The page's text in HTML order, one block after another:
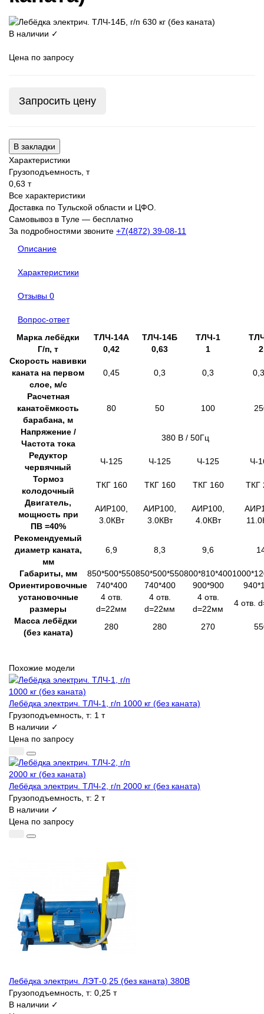
В наличии ✓
Цена по запросу
Запросить цену
В закладки
Характеристики
Грузоподъемность, т
0,63 т
Все характеристики
Доставка по Тульской области и ЦФО.
Самовывоз в Туле — бесплатно
За подробностями звоните +7(4872) 39-08-11
Описание
Характеристики
Отзывы 0
Вопрос-ответ
Марка лебёдки
ТЛЧ-14А ТЛЧ-14Б ТЛЧ-1
Г/п, т
0,42 0,63 1
2
Скорость навивки
каната на первом
слое, м/с
0,45 0,3 0,3
Расчетная
канатоёмкость
барабана, м
80 50 100
Напряжение /
Частота тока
380 В / 50Гц
Редуктор
червячный
Ч-125 Ч-125 Ч-125
Ч-
Тормоз
колодочный
ТКГ 160 ТКГ 160 ТКГ 160
ТКГ
Двигатель,
мощность при
ПВ =40%
АИР100,
3.0КВт
АИР100,
3.0КВт
АИР100,
4.0КВт
Рекомендуемый
диаметр каната,
мм
6,9 8,3 9,6
Габариты, мм 850*500*550850*500*550800*810*400
Ориентировочные
установочные
размеры
740*400 740*400 900*900
4 отв.
d=22мм
4 отв.
d=22мм
4 отв.
d=22мм
4 отв.
Масса лебёдки
(без каната)
280 280 270
Похожие модели
Лебёдка электрич. ТЛЧ-1, г/п 1000 кг (без каната)
Грузоподъемность, т: 1 т
В наличии ✓
Цена по запросу
Лебёдка электрич. ТЛЧ-2, г/п 2000 кг (без каната)
Грузоподъемность, т: 2 т
В наличии ✓
Цена по запросу
Лебёдка электрич. ЛЭТ-0,25 (без каната) 380В
Грузоподъемность, т: 0,25 т
В наличии ✓